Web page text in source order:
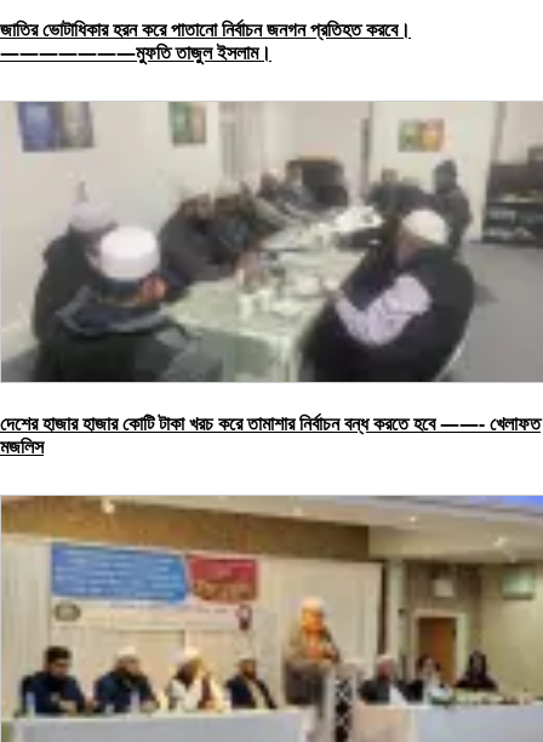
জাতির ভোটাধিকার হরন করে পাতানো নির্বাচন জনগন প্রতিহত করবে।
———————মুফতি তাজুল ইসলাম।
দেশের হাজার হাজার কোটি টাকা খরচ করে তামাশার নির্বাচন বন্ধ করতে হবে ——- খেলাফত
মজলিস